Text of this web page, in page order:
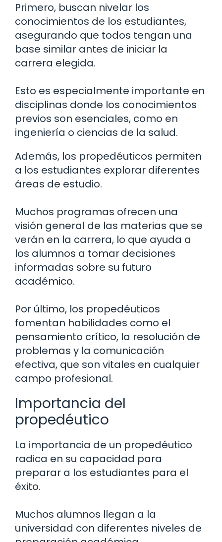
Primero, buscan nivelar los
conocimientos de los estudiantes,
asegurando que todos tengan una
base similar antes de iniciar la
carrera elegida.
Esto es especialmente importante en
disciplinas donde los conocimientos
previos son esenciales, como en
ingeniería o ciencias de la salud.
Además, los propedéuticos permiten
a los estudiantes explorar diferentes
áreas de estudio.
Muchos programas ofrecen una
visión general de las materias que se
verán en la carrera, lo que ayuda a
los alumnos a tomar decisiones
informadas sobre su futuro
académico.
Por último, los propedéuticos
fomentan habilidades como el
pensamiento crítico, la resolución de
problemas y la comunicación
efectiva, que son vitales en cualquier
campo profesional.
Importancia del
propedéutico
La importancia de un propedéutico
radica en su capacidad para
preparar a los estudiantes para el
éxito.
Muchos alumnos llegan a la
universidad con diferentes niveles de